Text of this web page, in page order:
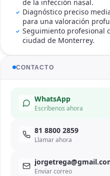
de la infección nasal.
Diagnóstico preciso
para una valoración
Seguimiento profesional
ciudad de Monterrey.
CONTACTO
WhatsApp
Escríbenos ahora
81 8800 2859
Llamar ahora
Enviar correo